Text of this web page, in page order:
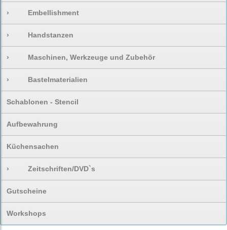
› Embellishment
› Handstanzen
› Maschinen, Werkzeuge und Zubehör
› Bastelmaterialien
Schablonen - Stencil
Aufbewahrung
Küchensachen
› Zeitschriften/DVD`s
Gutscheine
Workshops